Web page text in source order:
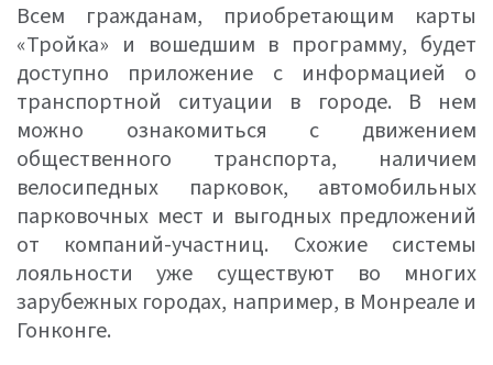
Всем гражданам, приобретающим карты
«Тройка» и вошедшим в программу, будет
доступно приложение с информацией о
транспортной ситуации в городе. В нем
можно ознакомиться с движением
общественного транспорта, наличием
велосипедных парковок, автомобильных
парковочных мест и выгодных предложений
от компаний-участниц. Схожие системы
лояльности уже существуют во многих
зарубежных городах, например, в Монреале и
Гонконге.